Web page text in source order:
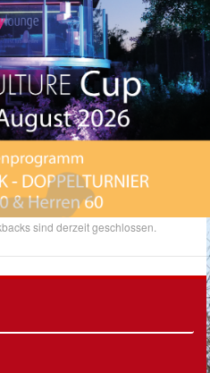
sind derzeit geschlossen.